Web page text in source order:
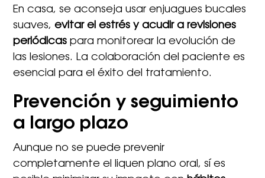
En casa, se aconseja usar enjuagues bucales
suaves,evitar el estrés y acudir a revisiones
periódicas para monitorear la evolución de
las lesiones. La colaboración del paciente es
esencial para el éxito del tratamiento.
Prevención y seguimiento
a largo plazo
Aunque no se puede prevenir
completamente el liquen plano oral, sí es